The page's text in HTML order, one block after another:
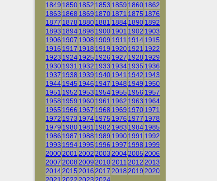
1849 18501852 1853 1859 18601862
1863 1868 1869 18701871 1875 1876
1877 1878 18801881 188418901892
1893 18941898 19001901 1902 1903
1906 1907 1908 1909 1911 19141915
1916 1917 1918 1919 19201921 1922
1923 19241925 1926 1927 1928 1929
19301931 1932 1933 19341935 1936
1937 1938 1939 19401941 1942 1943
19441945 1946 1947 1948 1949 1950
1951 1952 1953 19541955 1956 1957
1958 1959 19601961 1962 1963 1964
1965 1966 1967 1968 1969 19701971
1972 1973 19741975 1976 1977 1978
1979 19801981 1982 1983 19841985
1986 1987 1988 1989 19901991 1992
1993 19941995 1996 1997 1998 1999
20002001 2002 2003 20042005 2006
2007 2008 2009 2010 2011 2012 2013
20142015 2016 2017 2018 2019 2020